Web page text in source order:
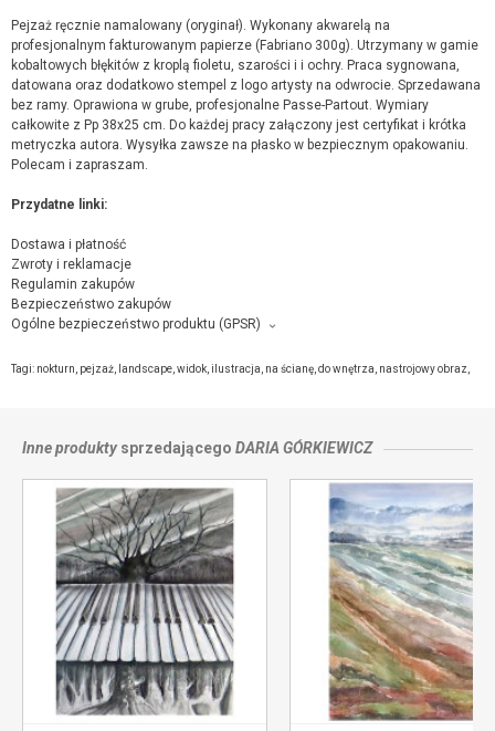
Pejzaż ręcznie namalowany (oryginał). Wykonany akwarelą na
profesjonalnym fakturowanym papierze (Fabriano 300g). Utrzymany w gamie
kobaltowych błękitów z kroplą fioletu, szarości i i ochry. Praca sygnowana,
datowana oraz dodatkowo stempel z logo artysty na odwrocie. Sprzedawana
bez ramy. Oprawiona w grube, profesjonalne Passe-Partout. Wymiary
całkowite z Pp 38x25 cm. Do każdej pracy załączony jest certyfikat i krótka
metryczka autora. Wysyłka zawsze na płasko w bezpiecznym opakowaniu.
Polecam i zapraszam.
Przydatne linki:
Dostawa i płatność
Zwroty i reklamacje
Regulamin zakupów
Bezpieczeństwo zakupów
Ogólne bezpieczeństwo produktu (GPSR)
Daria Górkiewicz, Kasztanowa 6a., 91-487 Łódź,
kontakt ze sprzedającym
Tagi: nokturn pejzaż landscape widok ilustracja na ścianę do wnętrza nastrojowy obraz
Inne produktysprzedającego DARIA GÓRKIEWICZ